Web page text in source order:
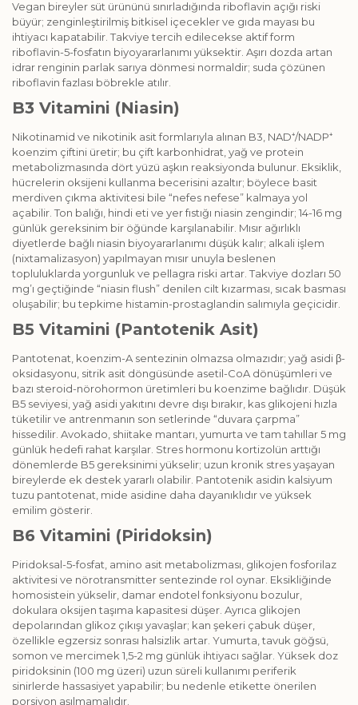
Vegan bireyler süt ürününü sınırladığında riboflavin açığı riski
büyür; zenginleştirilmiş bitkisel içecekler ve gıda mayası bu
ihtiyacı kapatabilir. Takviye tercih edilecekse aktif form
riboflavin-5-fosfatın biyo­yararlanımı yüksektir. Aşırı dozda artan
idrar renginin parlak sarıya dönmesi normaldir; suda çözünen
riboflavin fazlası böbrekle atılır.
B3 Vitamini (Niasin)
Nikotinamid ve nikotinik asit formlarıyla alınan B3, NAD⁺/NADP⁺
koenzim çiftini üretir; bu çift karbonhidrat, yağ ve protein
metabolizmasında dört yüzü aşkın reaksiyonda bulunur. Eksiklik,
hücrelerin oksijeni kullanma becerisini azaltır; böylece basit
merdiven çıkma aktivitesi bile “nefes nefese” kalmaya yol
açabilir. Ton balığı, hindi eti ve yer fıstığı niasin zengindir; 14-16 mg
günlük gereksinim bir öğünde karşılanabilir. Mısır ağırlıklı
diyetlerde bağlı niasin biyoyararlanımı düşük kalır; alkali işlem
(nixtamalizasyon) yapılmayan mısır unuyla beslenen
topluluklarda yorgunluk ve pellagra riski artar. Takviye dozları 50
mg’ı geçtiğinde “niasin flush” denilen cilt kızarması, sıcak basması
oluşabilir; bu tepkime histamin-prostaglandin salımıyla geçicidir.
B5 Vitamini (Pantotenik Asit)
Pantotenat, koenzim-A sentezinin olmazsa olmazıdır; yağ asidi β-
oksidasyonu, sitrik asit döngüsünde asetil-CoA dönüşümleri ve
bazı steroid-nörohormon üretimleri bu koenzime bağlıdır. Düşük
B5 seviyesi, yağ asidi yakıtını devre dışı bırakır, kas glikojeni hızla
tüketilir ve antrenmanın son setlerinde “duvara çarpma”
hissedilir. Avokado, shiitake mantarı, yumurta ve tam tahıllar 5 mg
günlük hedefi rahat karşılar. Stres hormonu kortizolün arttığı
dönemlerde B5 gereksinimi yükselir; uzun kronik stres yaşayan
bireylerde ek destek yararlı olabilir. Pantotenik asidin kalsiyum
tuzu pantotenat, mide asidine daha dayanıklıdır ve yüksek
emilim gösterir.
B6 Vitamini (Piridoksin)
Piridoksal-5-fosfat, amino asit metabolizması, glikojen fosforilaz
aktivitesi ve nörotransmitter sentezinde rol oynar. Eksikliğinde
homosistein yükselir, damar endotel fonksiyonu bozulur,
dokulara oksijen taşıma kapasitesi düşer. Ayrıca glikojen
depolarından glikoz çıkışı yavaşlar; kan şekeri çabuk düşer,
özellikle egzersiz sonrası halsizlik artar. Yumurta, tavuk göğsü,
somon ve mercimek 1,5-2 mg gün­lük ihtiyacı sağlar. Yüksek doz
piridoksinin (100 mg üzeri) uzun süreli kullanımı periferik
sinirlerde hassasiyet yapabilir; bu nedenle etikette önerilen
porsiyon aşılmamalıdır.